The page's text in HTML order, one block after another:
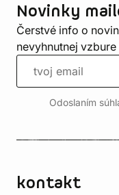
Novinky
Čerstvé info o
nevyhnutnej vzbure
Odoslaním
kontakt